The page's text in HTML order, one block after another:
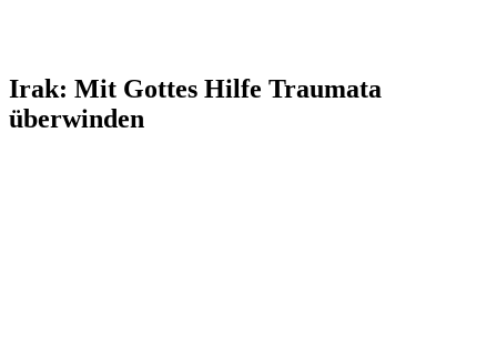
Irak: Mit Gottes Hilfe Traumata
überwinden